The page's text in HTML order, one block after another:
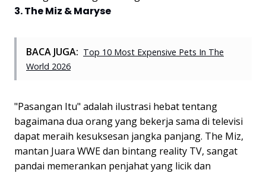
3. The Miz & Maryse
BACA JUGA: Top 10 Most Expensive Pets In The
World 2026
"Pasangan Itu" adalah ilustrasi hebat tentang
bagaimana dua orang yang bekerja sama di televisi
dapat meraih kesuksesan jangka panjang. The Miz,
mantan Juara WWE dan bintang reality TV, sangat
pandai memerankan penjahat yang licik dan